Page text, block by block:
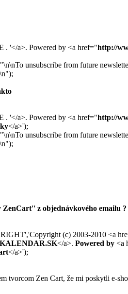
'</a>. Powered by <a href="http://
unsubscribe from future
'</a>. Powered by <a href="http://
</a>');
unsubscribe from future
z objednávkového emailu ?
(c) 2003-2010 <a
</a>. Powered by <a
</a>');
tvorcom Zen Cart, že mi poskytli e-